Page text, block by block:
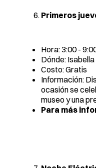
Primeros
Hora: 3:00 -
Dónde:
Costo: Gratis
Información:
ocasión se
museo y una
Para más